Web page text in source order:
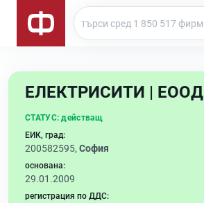
ЕЛЕКТРИСИТИ | ЕООД
СТАТУС: действащ
ЕИК, град:
200582595, София
основана:
29.01.2009
регистрация по ДДС: